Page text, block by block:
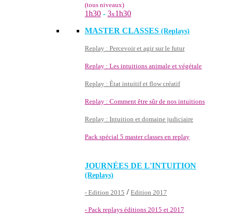
(tous niveaux)
1h30 - 3x1h30
MASTER CLASSES (Replays)
Replay : Percevoir et agir sur le futur
Replay : Les intuitions animale et végétale
Replay : État intuitif et flow créatif
Replay : Comment être sûr de nos intuitions
Replay : Intuition et domaine judiciaire
Pack spécial 5 master classes en replay
JOURNÉES DE L'INTUITION
(Replays)
- Edition 2015 / Edition 2017
- Pack replays éditions 2015 et 2017